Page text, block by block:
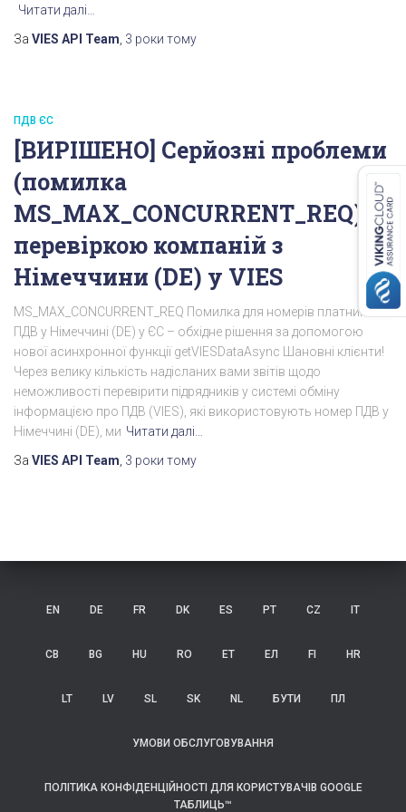
Читати далі…
За VIES API Team 3 роки тому
ПДВ ЄС
[ВИРІШЕНО] Серйозні проблеми
(помилка
MS_MAX_CONCURRENT_REQ) із
перевіркою компаній з
Німеччини (DE) у VIES
MS_MAX_CONCURRENT_REQ Помилка для номерів платника
ПДВ у Німеччині (DE) у ЄС – обхідне рішення за допомогою
нової асинхронної функції getVIESDataAsync Шановні клієнти!
Через велику кількість надісланих вами звітів щодо
неможливості перевірити підрядників у системі обміну
інформацією про ПДВ (VIES), які використовують номер ПДВ у
Німеччині (DE), ми Читати далі…
За VIES API Team 3 роки тому
EN DE FR DK ES PT CZ IT
СВ BG HU RO ET ЕЛ FI HR
LT LV SL SK NL БУТИ ПЛ
УМОВИ ОБСЛУГОВУВАННЯ
ПОЛІТИКА КОНФІДЕНЦІЙНОСТІ ДЛЯ КОРИСТУВАЧІВ GOOGLE
ТАБЛИЦЬ™